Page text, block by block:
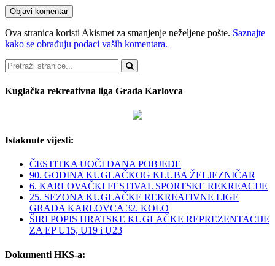
Ova stranica koristi Akismet za smanjenje neželjene pošte. Saznajte
kako se obrađuju podaci vaših komentara.
Pretraži
Kuglačka rekreativna liga Grada Karlovca
Istaknute vijesti:
ČESTITKA UOČI DANA POBJEDE
90. GODINA KUGLAČKOG KLUBA ŽELJEZNIČAR
6. KARLOVAČKI FESTIVAL SPORTSKE REKREACIJE
25. SEZONA KUGLAČKE REKREATIVNE LIGE
GRADA KARLOVCA 32. KOLO
ŠIRI POPIS HRATSKE KUGLAČKE REPREZENTACIJE
ZA EP U15, U19 i U23
Dokumenti HKS-a: